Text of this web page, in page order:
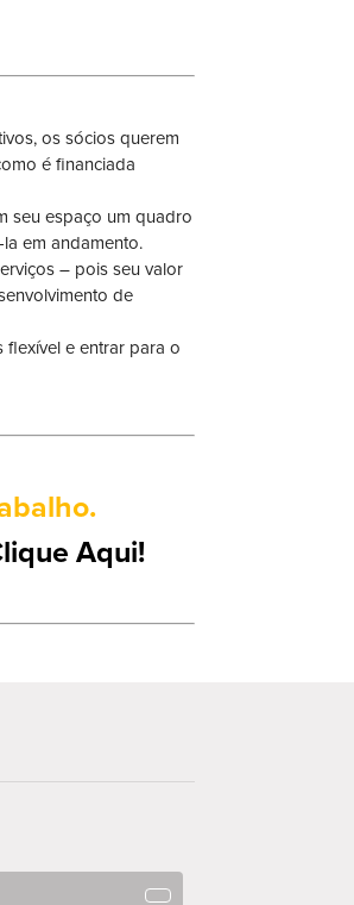
os sócios querem
é financiada
seu espaço um quadro
em andamento.
– pois seu valor
de
flexível e entrar para o
Aqui!